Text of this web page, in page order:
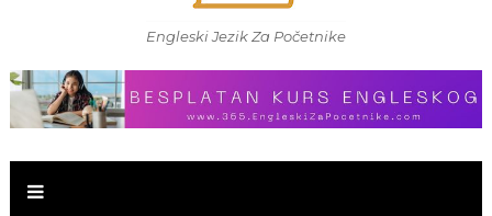
Engleski Jezik Za Početnike